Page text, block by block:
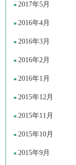
2017年5月
2016年4月
2016年3月
2016年2月
2016年1月
2015年12月
2015年11月
2015年10月
2015年9月